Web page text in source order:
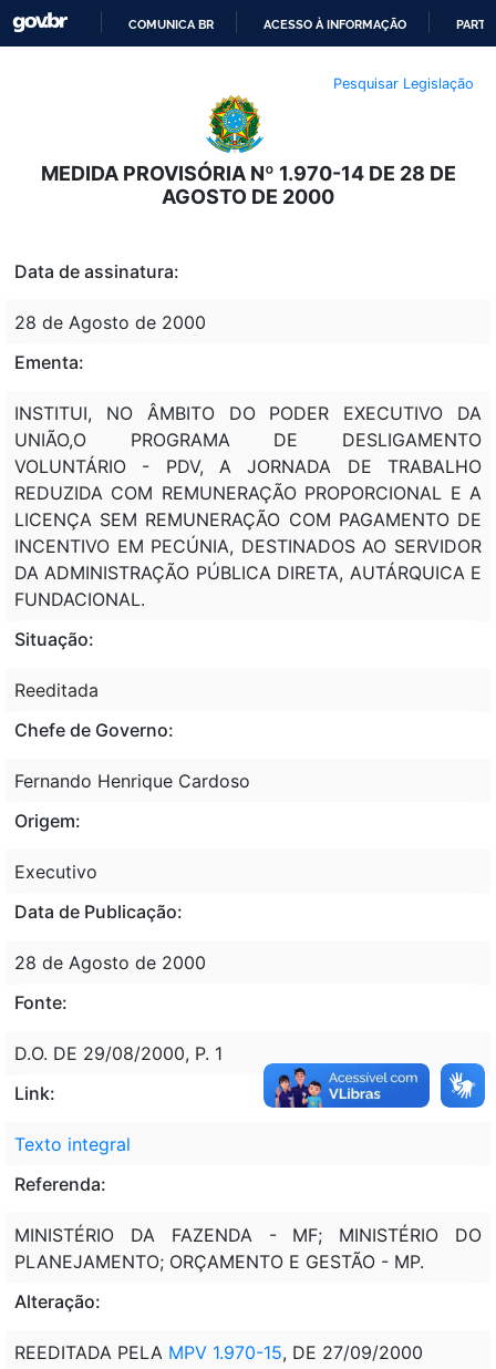
O
CONTEÚDO
COMUNICA BR ACESSO À INFORMAÇÃO
Pesquisar Legislação
MEDIDA PROVISÓRIA Nº 1.970-14 DE 28 DE
AGOSTO DE 2000
Data de assinatura:
28 de Agosto de 2000
Ementa:
INSTITUI, NO ÂMBITO DO PODER EXECUTIVO DA
UNIÃO,O PROGRAMA DE DESLIGAMENTO
VOLUNTÁRIO - PDV, A JORNADA DE TRABALHO
REDUZIDA COM REMUNERAÇÃO PROPORCIONAL E A
LICENÇA SEM REMUNERAÇÃO COM PAGAMENTO DE
INCENTIVO EM PECÚNIA, DESTINADOS AO SERVIDOR
DA ADMINISTRAÇÃO PÚBLICA DIRETA, AUTÁRQUICA E
FUNDACIONAL.
Situação:
Reeditada
Chefe de Governo:
Fernando Henrique Cardoso
Origem:
Executivo
Data de Publicação:
28 de Agosto de 2000
Fonte:
D.O. DE 29/08/2000, P. 1
Link:
Texto integral
Referenda:
MINISTÉRIO DA FAZENDA - MF; MINISTÉRIO DO
PLANEJAMENTO; ORÇAMENTO E GESTÃO - MP.
Alteração:
REEDITADA PELA MPV 1.970-15, DE 27/09/2000